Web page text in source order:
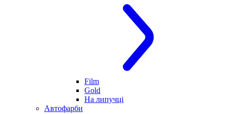
Film
Gold
На липучці
Автофарби